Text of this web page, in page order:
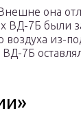
она
ВД-7Б были
из-
ВД-7Б